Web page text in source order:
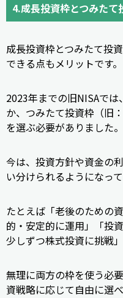
4.成長投資枠とつみたて
成長投資枠とつみたて投
できる点もメリットです。
2023年までの旧NISAでは
か、つみたて投資枠（旧
を選ぶ必要がありました。
今は、投資方針や資金の
い分けられるようになって
たとえば「老後のための
的・安定的に運用」「投
少しずつ株式投資に挑戦
無理に両方の枠を使う必
資戦略に応じて自由に選